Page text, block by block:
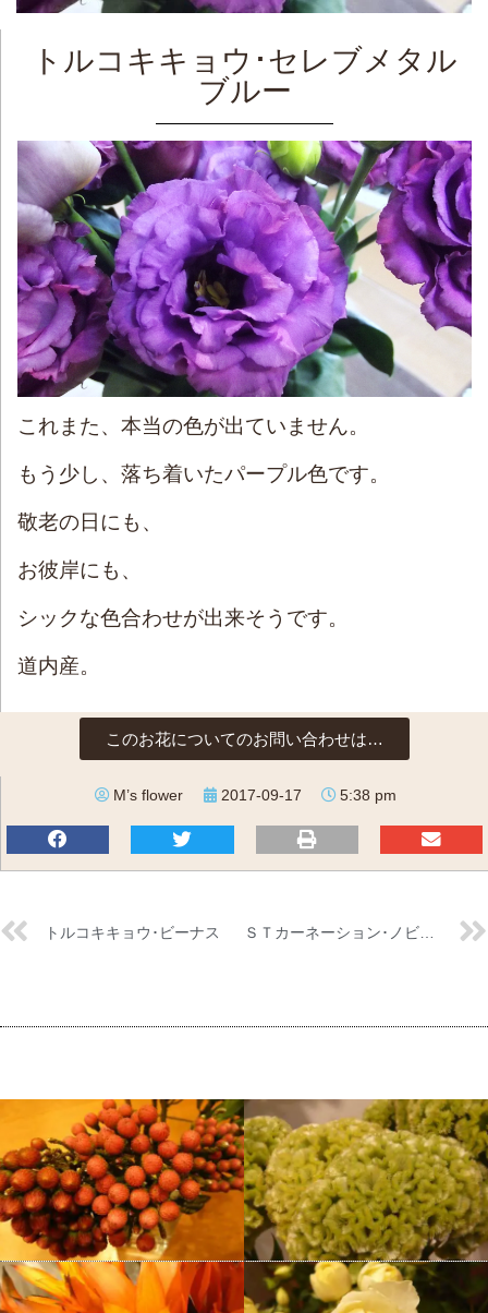
トルコキキョウ･セレブメタル
ブルー
これまた、本当の色が出ていません。
もう少し、落ち着いたパープル色です。
敬老の日にも、
お彼岸にも、
シックな色合わせが出来そうです。
道内産。
このお花についてのお問い合わせは…
M’s flower 2017-09-17 5:38 pm
トルコキキョウ･ビーナス ＳＴカーネーション･ノビオピンクデライト